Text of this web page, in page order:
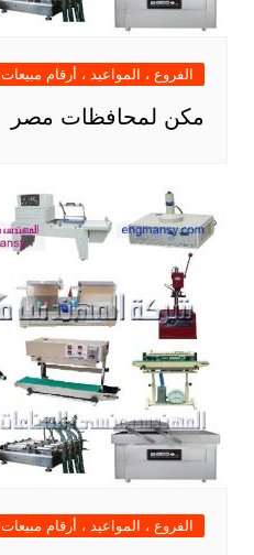
الفروع ، المواعيد ، أرقام مبيعات
مكن لمحافظات مصر
الفروع ، المواعيد ، أرقام مبيعات